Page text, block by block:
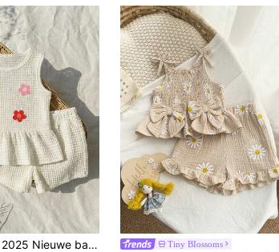
SHEIN Zomer 2025 Nieuwe baby meisjes top zonder mouwen met geborduurde bloemenprint en effen textuur, gebreide stof, + comfortabele wijde shorts set
Tiny BIossoms